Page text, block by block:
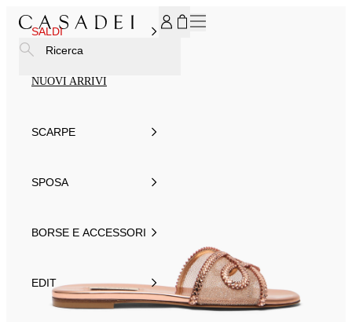
SALDI
NUOVI ARRIVI
SCARPE
SPOSA
BORSE E ACCESSORI
EDIT
Ricerca